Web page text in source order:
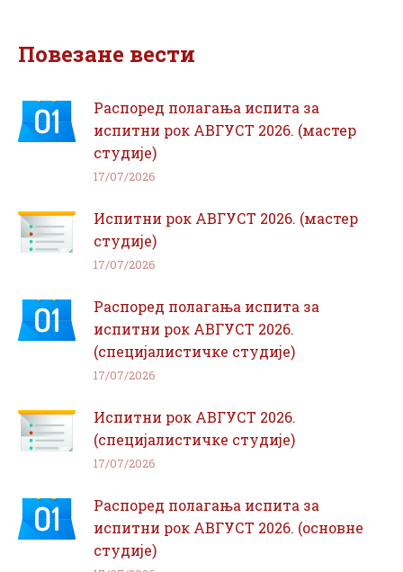
Повезане вести
Распоред полагања испита за
испитни рок АВГУСТ 2026. (мастер
студије)
17/07/2026
Испитни рок АВГУСТ 2026. (мастер
студије)
17/07/2026
Распоред полагања испита за
испитни рок АВГУСТ 2026.
(специјалистичке студије)
17/07/2026
Испитни рок АВГУСТ 2026.
(специјалистичке студије)
17/07/2026
Распоред полагања испита за
испитни рок АВГУСТ 2026. (основне
студије)